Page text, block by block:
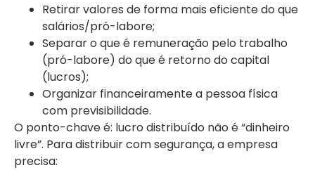
Retirar valores de forma mais eficiente do que
salários/pró-labore;
Separar o que é remuneração pelo trabalho
(pró-labore) do que é retorno do capital
(lucros);
Organizar financeiramente a pessoa física
com previsibilidade.
O ponto-chave é: lucro distribuído não é “dinheiro
livre”. Para distribuir com segurança, a empresa
precisa: